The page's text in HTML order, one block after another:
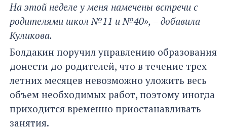
На этой неделе у меня намечены встречи с
родителями школ №11 и №40», – добавила
Куликова.
Болдакин поручил управлению образования
донести до родителей, что в течение трех
летних месяцев невозможно уложить весь
объем необходимых работ, поэтому иногда
приходится временно приостанавливать
занятия.